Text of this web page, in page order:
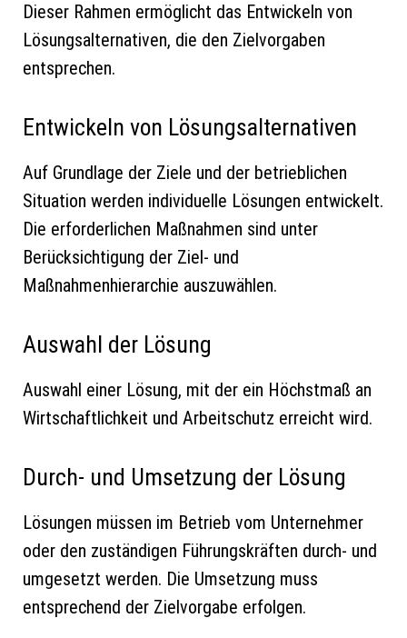
Dieser Rahmen ermöglicht das Entwickeln von
Lösungsalternativen, die den Zielvorgaben
entsprechen.
Entwickeln von Lösungsalternativen
Auf Grundlage der Ziele und der betrieblichen
Situation werden individuelle Lösungen entwickelt.
Die erforderlichen Maßnahmen sind unter
Berücksichtigung der Ziel- und
Maßnahmenhierarchie auszuwählen.
Auswahl der Lösung
Auswahl einer Lösung, mit der ein Höchstmaß an
Wirtschaftlichkeit und Arbeitschutz erreicht wird.
Durch- und Umsetzung der Lösung
Lösungen müssen im Betrieb vom Unternehmer
oder den zuständigen Führungskräften durch- und
umgesetzt werden. Die Umsetzung muss
entsprechend der Zielvorgabe erfolgen.